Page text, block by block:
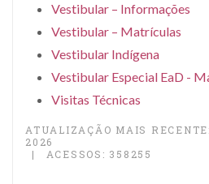
Vestibular – Informações
Vestibular – Matrículas
Vestibular Indígena
Vestibular Especial EaD -
Visitas Técnicas
ATUALIZAÇÃO MAIS
2026
ACESSOS: 358255